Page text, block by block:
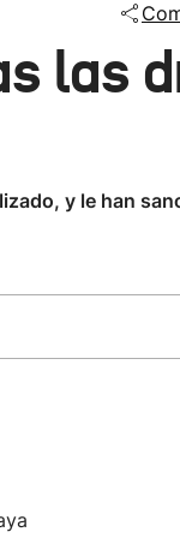
las
y le han